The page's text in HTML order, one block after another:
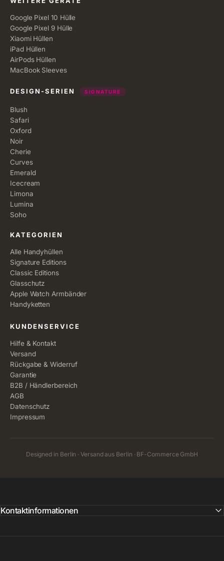
Google Pixel 10 Hülle
Google Pixel 9 Hülle
Xiaomi Hüllen
iPad Hüllen
AirPods Hüllen
MacBook Sleeves
DESIGN-SERIEN SIGNATURE
Blush
Safari
Oxford
Noir
Cherie
Curves
Emerald
Icecream
Limona
Lumina
Soho
KATEGORIEN
Alle Handyhüllen
Signature Editions
Classic Editions
Glasschutz
Apple Watch Armbänder
Handyketten
KUNDENSERVICE
Hilfe & Kontakt
Versand
Rückgabe & Widerruf
Garantie
B2B / Händlerbereich
AGB
Datenschutz
Impressum
Designed in Berlin · Versand aus Berlin · BF-Commerce GmbH
Kontaktinformationen